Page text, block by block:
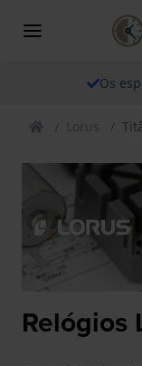
Os
Lorus
Relógios